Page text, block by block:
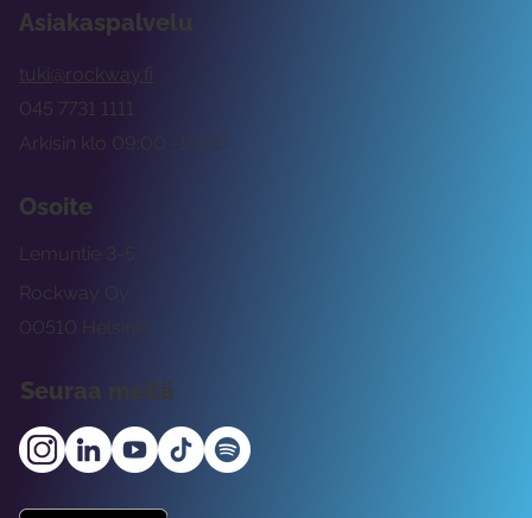
Asiakaspalvelu
tuki@rockway.fi
Arkisin klo 09:00 -15:00
045 7731 1111
Osoite
Rockway Oy
Lemuntie 3-5
00510 Helsinki
Seuraa meitä